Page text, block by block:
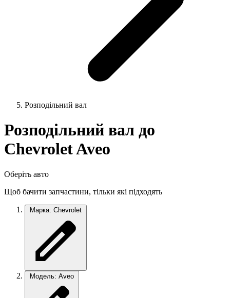
Розподільний вал
Розподільний вал до
Chevrolet Aveo
Оберіть авто
Щоб бачити запчастини, тільки які підходять
Марка: Chevrolet
Модель: Aveo